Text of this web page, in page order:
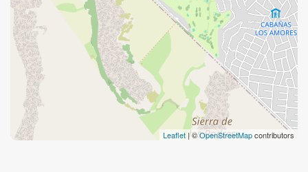
Leaflet | ©OpenStreetMapcontributors